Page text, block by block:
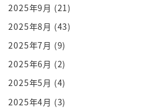
ましょうねっ
まずファーストステップ言いますよ
first step が何なのかそれは
無駄な
土壌での時間省くこときましたね
寝つきが悪いもしくは寝起きが悪
削ろうって話なんですよ
2025年9月 (21)
2025年8月 (43)
2025年7月 (9)
2025年6月 (2)
2025年5月 (4)
2025年4月 (3)